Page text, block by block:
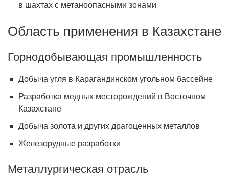
в шахтах с метаноопасными зонами
Область применения в Казахстане
Горнодобывающая промышленность
Добыча угля в Карагандинском угольном бассейне
Разработка медных месторождений в Восточном
Казахстане
Добыча золота и других драгоценных металлов
Железорудные разработки
Металлургическая отрасль